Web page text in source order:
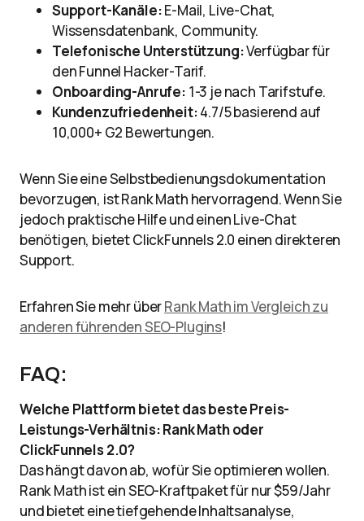
Support-Kanäle:E-Mail, Live-Chat,
Wissensdatenbank, Community.
Telefonische Unterstützung:Verfügbar für
den Funnel Hacker-Tarif.
Onboarding-Anrufe: 1-3 je nach Tarifstufe.
Kundenzufriedenheit:4.7/5 basierend auf
10,000+ G2 Bewertungen.
Wenn Sie eine Selbstbedienungsdokumentation
bevorzugen, ist Rank Math hervorragend. Wenn Sie
jedoch praktische Hilfe und einen Live-Chat
benötigen, bietet ClickFunnels 2.0 einen direkteren
Support.
Erfahren Sie mehr überRank Math im Vergleich zu
anderen führenden SEO-Plugins!
FAQ:
Welche Plattform bietet das beste Preis-
Leistungs-Verhältnis: Rank Math oder
ClickFunnels 2.0?
Das hängt davon ab, wofür Sie optimieren wollen.
Rank Math ist ein SEO-Kraftpaket für nur $59/Jahr
und bietet eine tiefgehende Inhaltsanalyse,